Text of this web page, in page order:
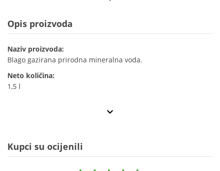
Opis proizvoda
Naziv proizvoda:
Blago gazirana prirodna mineralna voda.
Neto količina:
1,5 l
Kupci su ocijenili